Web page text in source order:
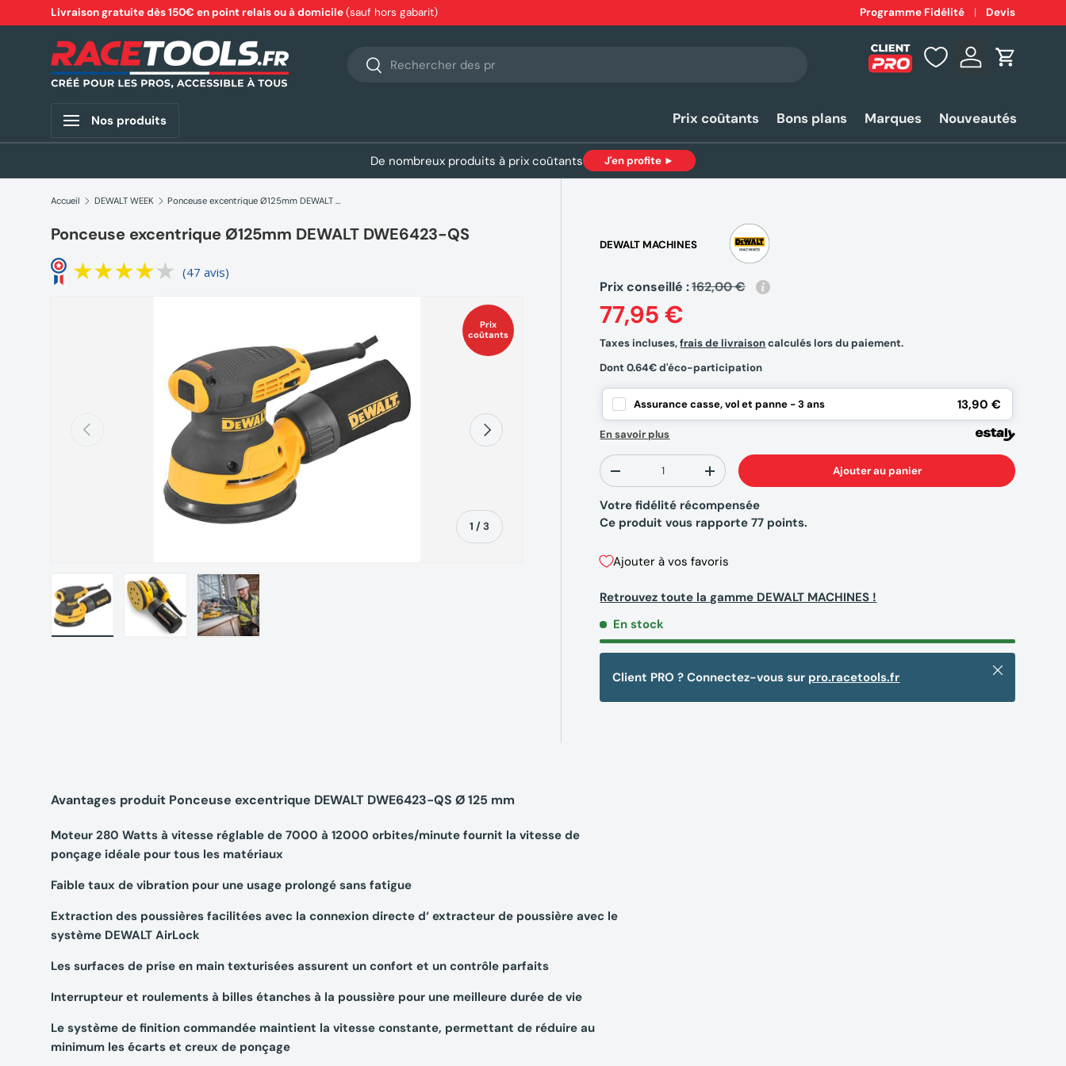
Aller au contenu
Livraison gratuite dès 150€ en point relais ou à domicile(sauf hors gabarit) Expéditionrapide 24-48h*
Programme Fidélité Devis
Recherche
Rechercher Se connecter
Panier
Nos produits Prix coûtants Bons plans Marques Nouveautés
De nombreux produits à prix coûtants J'en profite ►
Accueil DEWALT WEEK Ponceuse excentrique Ø125mm DEWALT DWE6423-QS
Ponceuse excentrique Ø125mm DEWALT DWE6423-QS
(47 avis)
Prix
coûtants
Précédent
1 /de
3
Suivant
DEWALT MACHINES
Prix conseillé :162,00 €
77,95 €
Taxes incluses,frais de livraisoncalculés lors du paiement.
Dont 0.64€ d'éco-participation
Assurance casse, vol et panne - 3 ans 13,90 €
En savoir plus
Qté
-
+ Ajouter au panier
Votre fidélité récompensée
Ce produit vous rapporte77 points.
Ajouter à vos favoris
Retrouvez toute la gamme DEWALT MACHINES !
En stock
Client PRO ? Connectez-vous sur pro.racetools.fr Fermer
Avantages produit Ponceuse excentrique DEWALT DWE6423-QS Ø 125 mm
Moteur 280 Watts à vitesse réglable de 7000 à 12000 orbites/minute fournit la vitesse de
ponçage idéale pour tous les matériaux
Faible taux de vibration pour une usage prolongé sans fatigue
Extraction des poussières facilitées avec la connexion directe d‘ extracteur de poussière avec le
système DEWALT AirLock
Les surfaces de prise en main texturisées assurent un confort et un contrôle parfaits
Interrupteur et roulements à billes étanches à la poussière pour une meilleure durée de vie
Le système de finition commandée maintient la vitesse constante, permettant de réduire au
minimum les écarts et creux de ponçage